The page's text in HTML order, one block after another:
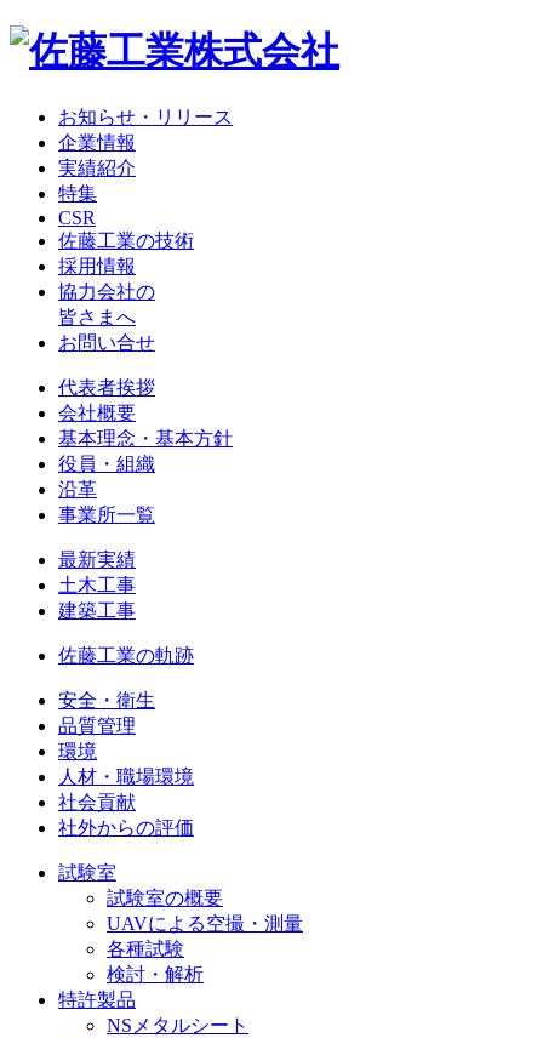
お知らせ・リリース
企業情報
実績紹介
特集
CSR
佐藤工業の技術
採用情報
協力会社の
皆さまへ
お問い合せ
代表者挨拶
会社概要
基本理念・基本方針
役員・組織
沿革
事業所一覧
最新実績
土木工事
建築工事
佐藤工業の軌跡
安全・衛生
品質管理
環境
人材・職場環境
社会貢献
社外からの評価
試験室
試験室の概要
UAVによる空撮・測量
各種試験
検討・解析
特許製品
NSメタルシート